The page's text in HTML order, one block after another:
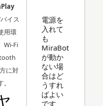
イス
用環
Wi-Fi
に対
電源を
入れて
も
MiraBot
が動か
ない場
合はど
うすれ
ばよい
です